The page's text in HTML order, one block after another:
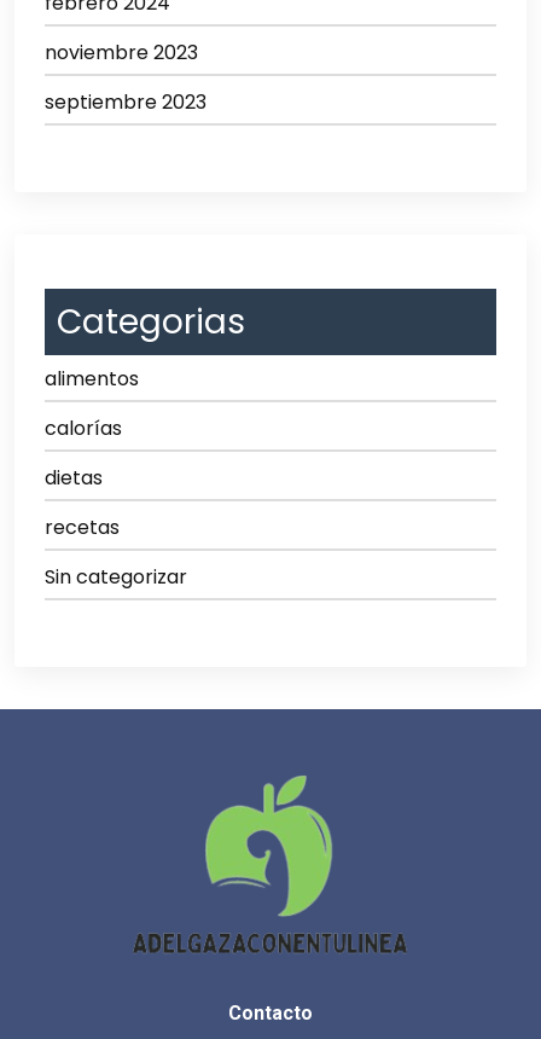
noviembre 2023
septiembre 2023
Categorias
alimentos
calorías
dietas
recetas
Sin categorizar
Contacto